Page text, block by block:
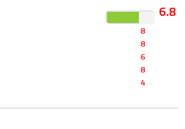
6.8
8
8
6
8
4